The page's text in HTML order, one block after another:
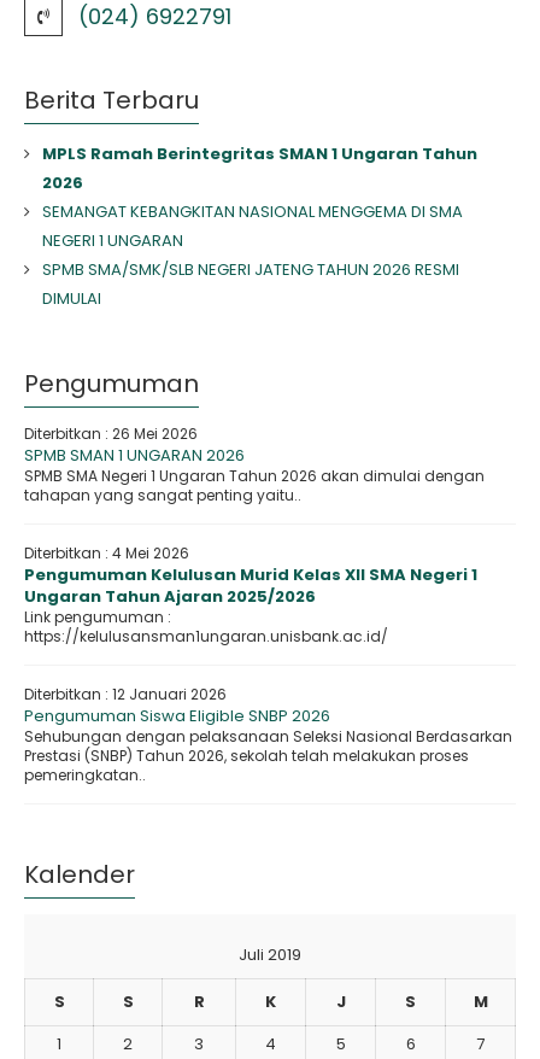
(024) 6922791
Berita Terbaru
MPLS Ramah Berintegritas SMAN 1 Ungaran Tahun
2026
SEMANGAT KEBANGKITAN NASIONAL MENGGEMA DI SMA
NEGERI 1 UNGARAN
SPMB SMA/SMK/SLB NEGERI JATENG TAHUN 2026 RESMI
DIMULAI
Pengumuman
Diterbitkan : 26 Mei 2026
SPMB SMAN 1 UNGARAN 2026
SPMB SMA Negeri 1 Ungaran Tahun 2026 akan dimulai dengan
tahapan yang sangat penting yaitu..
Diterbitkan : 4 Mei 2026
Pengumuman Kelulusan Murid Kelas XII SMA Negeri 1
Ungaran Tahun Ajaran 2025/2026
Link pengumuman :
https://kelulusansman1ungaran.unisbank.ac.id/
Diterbitkan : 12 Januari 2026
Pengumuman Siswa Eligible SNBP 2026
Sehubungan dengan pelaksanaan Seleksi Nasional Berdasarkan
Prestasi (SNBP) Tahun 2026, sekolah telah melakukan proses
pemeringkatan..
Kalender
Juli 2019
S S R K J S
M
1
2 3 4 5 6 7